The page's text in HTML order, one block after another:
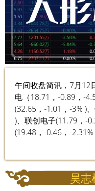
午间收盘简讯，7月12
电（18.71，-0.89，-
(32.65，-1.01，-3% )
)、联创电子(11.79，-
(19.48，-0.46，-2.31%
昊志